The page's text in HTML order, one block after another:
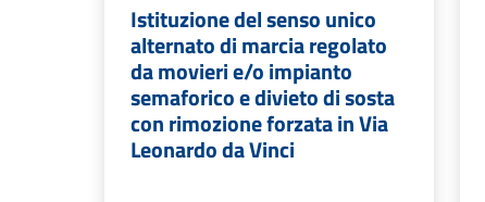
Istituzione del senso unico
alternato di marcia regolato
da movieri e/o impianto
semaforico e divieto di sosta
con rimozione forzata in Via
Leonardo da Vinci